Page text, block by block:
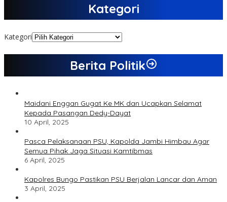
Kategori
Kategori
Berita Politik
Maidani Enggan Gugat Ke MK dan Ucapkan Selamat
Kepada Pasangan Dedy-Dayat
10 April, 2025
Pasca Pelaksanaan PSU, Kapolda Jambi Himbau Agar
Semua Pihak Jaga Situasi Kamtibmas
6 April, 2025
Kapolres Bungo Pastikan PSU Berjalan Lancar dan Aman
3 April, 2025